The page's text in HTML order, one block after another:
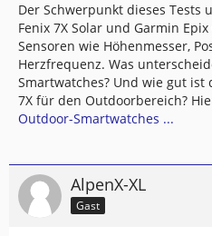
Der Schwerpunkt dieses Tests
Fenix 7X Solar und Garmin
Sensoren wie Höhenmesser,
Herzfrequenz. Was
Smartwatches? Und wie gut ist
7X für den Outdoorbereich?
Outdoor-Smartwatches ...
AlpenX-XL
Gast